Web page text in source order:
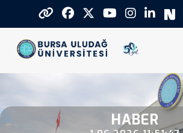
Buu Lu
HABER